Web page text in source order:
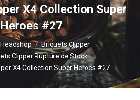
X4 Collection Super
Heroes #27
Headshop
Briquets Clipper
Clipper Rupture de Stock
X4 Collection Super Heroes #27